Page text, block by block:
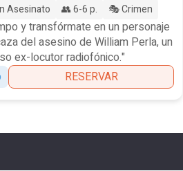
Asesinato 👥 6-6 p. 🎭 Crimen
y transfórmate en un personaje
del asesino de William Perla, un
ex-locutor radiofónico."
RESERVAR